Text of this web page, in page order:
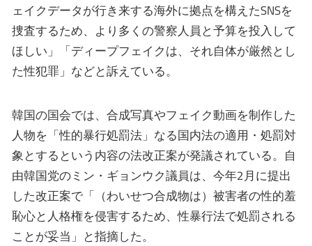
ェイクデータが行き来する海外に拠点を構えたSNSを
捜査するため、より多くの警察人員と予算を投入して
ほしい」「ディープフェイクは、それ自体が厳然とし
た性犯罪」などと訴えている。
韓国の国会では、合成写真やフェイク動画を制作した
人物を「性的暴行処罰法」なる国内法の適用・処罰対
象とするという内容の法改正案が発議されている。自
由韓国党のミン・ギョンウク議員は、今年2月に提出
した改正案で「（わいせつ合成物は）被害者の性的羞
恥心と人格権を侵害するため、性暴行法で処罰される
ことが妥当」と指摘した。